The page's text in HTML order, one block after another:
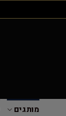
מותגים